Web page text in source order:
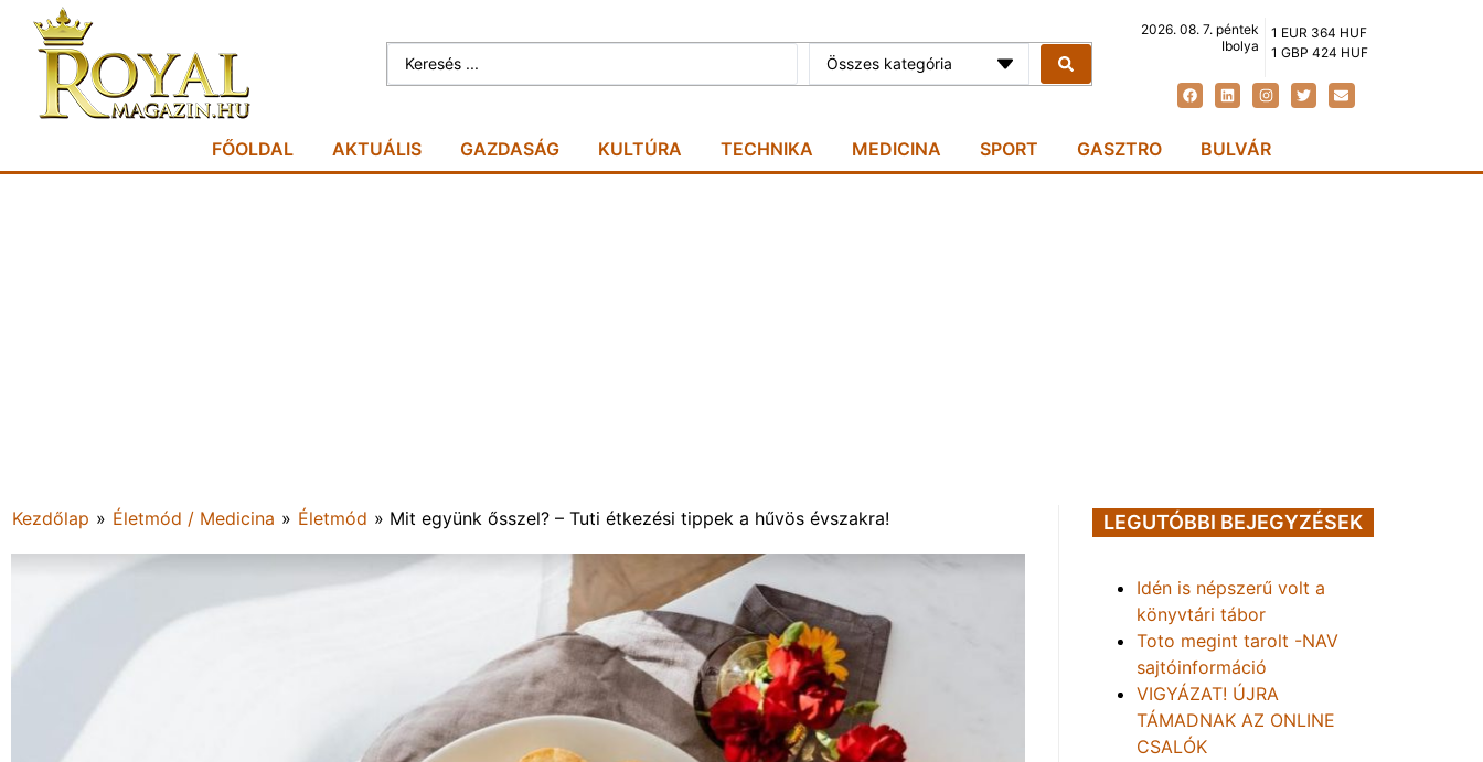
Összes kategória
2026. 08. 7. péntek
Ibolya
1 EUR 364 HUF
1 GBP 424 HUF
FŐOLDAL AKTUÁLIS GAZDASÁG KULTÚRA TECHNIKA MEDICINA SPORT GASZTRO BULVÁR
Kezdőlap » Életmód / Medicina » Életmód » Mit együnk ősszel? – Tuti étkezési tippek a hűvös évszakra! LEGUTÓBBI BEJEGYZÉSEK
Idén is népszerű volt a
könyvtári tábor
Toto megint tarolt -NAV
sajtóinformáció
VIGYÁZAT! ÚJRA
TÁMADNAK AZ ONLINE
CSALÓK